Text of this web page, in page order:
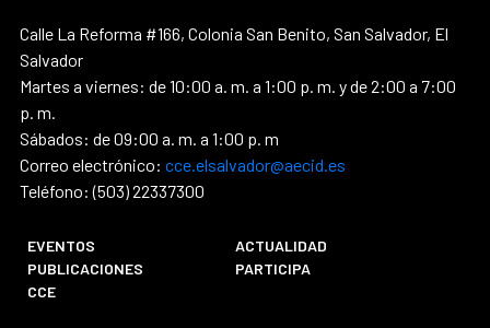
Calle La Reforma #166, Colonia San Benito, San Salvador, El
Salvador
Martes a viernes: de 10:00 a. m. a 1:00 p. m. y de 2:00 a 7:00
p. m.
Sábados: de 09:00 a. m. a 1:00 p. m
Correo electrónico: cce.elsalvador@aecid.es
Teléfono: (503) 22337300
EVENTOS
ACTUALIDAD
PUBLICACIONES
PARTICIPA
CCE